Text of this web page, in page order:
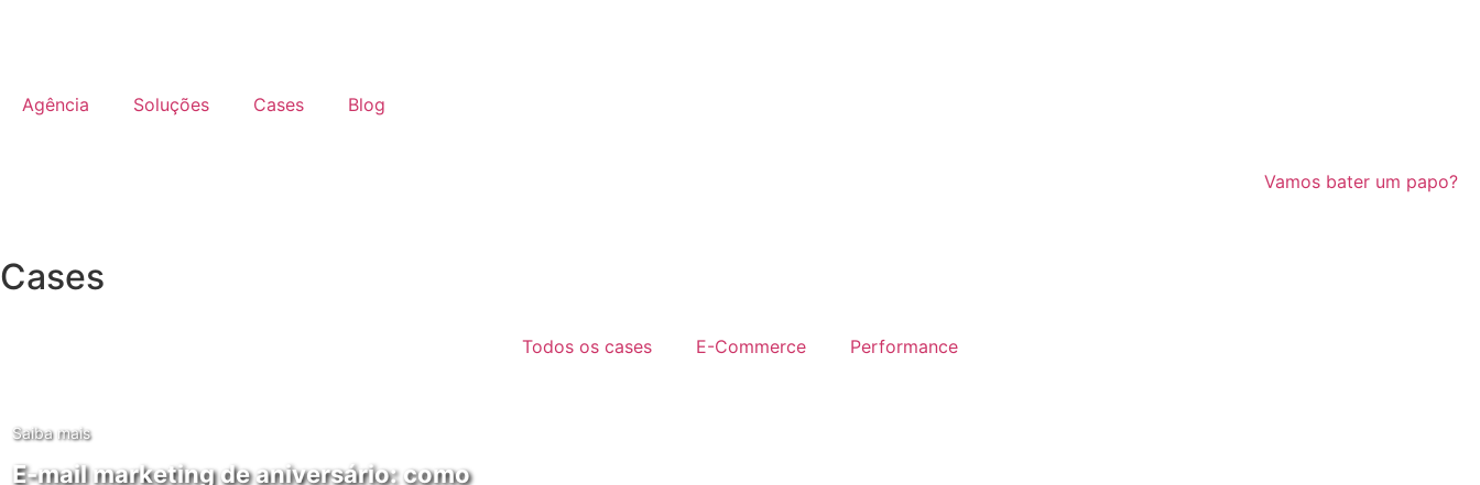
Agência Soluções Cases Blog
Vamos bater um papo?
Cases
Todos os cases E-Commerce Performance
Saiba mais
E-mail marketing de aniversário: como